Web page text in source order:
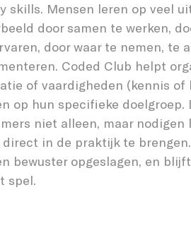
skills. Mensen leren op veel
door samen te werken,
door waar te nemen, te
Coded Club helpt
of vaardigheden (kennis of
op hun specifieke
niet alleen, maar nodigen
direct in de praktijk te
bewuster opgeslagen, en
spel.